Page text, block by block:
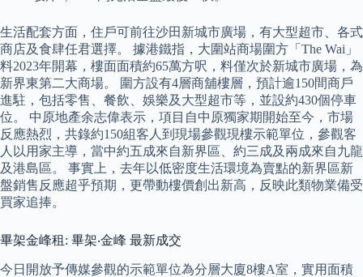
生活配套方面，住戶可前往沙田新城市廣場，有大型超市、各式
商店及食肆任君選擇。 據港鐵指，大圍站商場圍方「The Wai」
料2023年開幕，樓面面積約65萬方呎，料僅次於新城市廣場，為
新界東第二大商場。 圍方設有4層商舖樓層，預計逾150間商戶
進駐，包括零售、餐飲、娛樂及大型超市等，並設約430個停車
位。 中原地產余志偉表示，項目自中原獨家期開始至今，市場
反應熱烈，共錄約150組客人到現場參觀現樓示範單位，參觀客
人以用家主導，當中約五成來自新界區、約三成及兩成來自九龍
及港島區。 事實上，去年以低密度生活環境為賣點的新界區新
盤銷售反應超乎預期，更帶動樓價創出新高，反映此類物業備受
買家追捧。
畢架金峰租: 畢架‧金峰 最新成交
今日開放予傳媒參觀的示範單位為分層大廈8樓A室，實用面積